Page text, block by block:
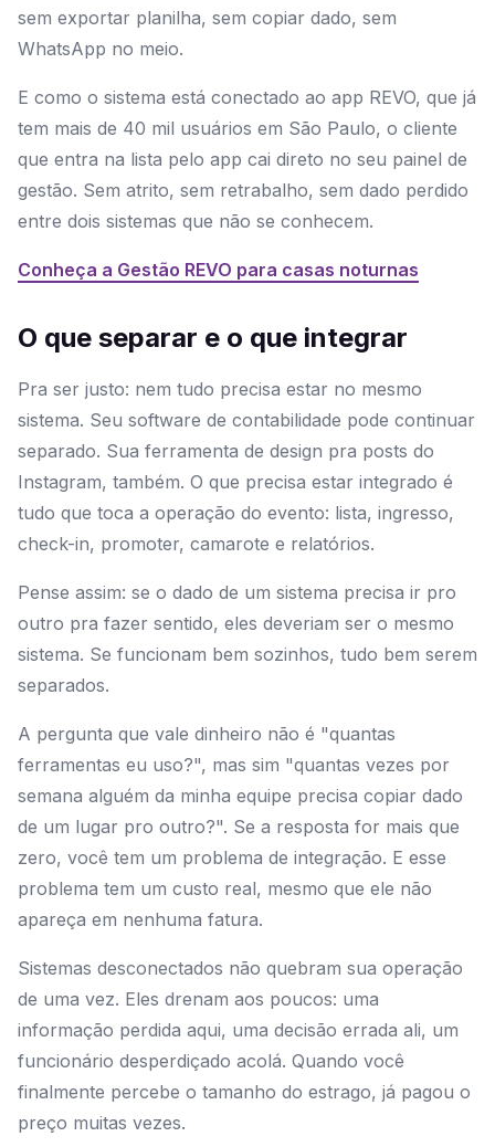
sem exportar planilha, sem copiar dado, sem
WhatsApp no meio.
E como o sistema está conectado ao app REVO, que já
tem mais de 40 mil usuários em São Paulo, o cliente
que entra na lista pelo app cai direto no seu painel de
gestão. Sem atrito, sem retrabalho, sem dado perdido
entre dois sistemas que não se conhecem.
Conheça a Gestão REVO para casas noturnas
O que separar e o que integrar
Pra ser justo: nem tudo precisa estar no mesmo
sistema. Seu software de contabilidade pode continuar
separado. Sua ferramenta de design pra posts do
Instagram, também. O que precisa estar integrado é
tudo que toca a operação do evento: lista, ingresso,
check-in, promoter, camarote e relatórios.
Pense assim: se o dado de um sistema precisa ir pro
outro pra fazer sentido, eles deveriam ser o mesmo
sistema. Se funcionam bem sozinhos, tudo bem serem
separados.
A pergunta que vale dinheiro não é "quantas
ferramentas eu uso?", mas sim "quantas vezes por
semana alguém da minha equipe precisa copiar dado
de um lugar pro outro?". Se a resposta for mais que
zero, você tem um problema de integração. E esse
problema tem um custo real, mesmo que ele não
apareça em nenhuma fatura.
Sistemas desconectados não quebram sua operação
de uma vez. Eles drenam aos poucos: uma
informação perdida aqui, uma decisão errada ali, um
funcionário desperdiçado acolá. Quando você
finalmente percebe o tamanho do estrago, já pagou o
preço muitas vezes.